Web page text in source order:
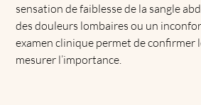
sensation de faiblesse de la sangle
des douleurs lombaires ou un
examen clinique permet de confirmer
mesurer l’importance.